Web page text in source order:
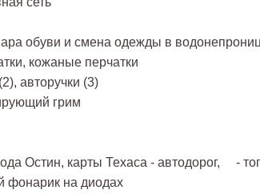
обуви и смена одежды в
кожаные перчатки
авторучки (3)
грим
Остин, карты Техаса - автодорог, -
фонарик на диодах